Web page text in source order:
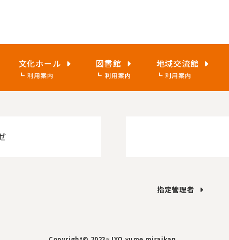
文化ホール
利用案内
図書館
利用案内
地域交流館
利用案内
指定管理者